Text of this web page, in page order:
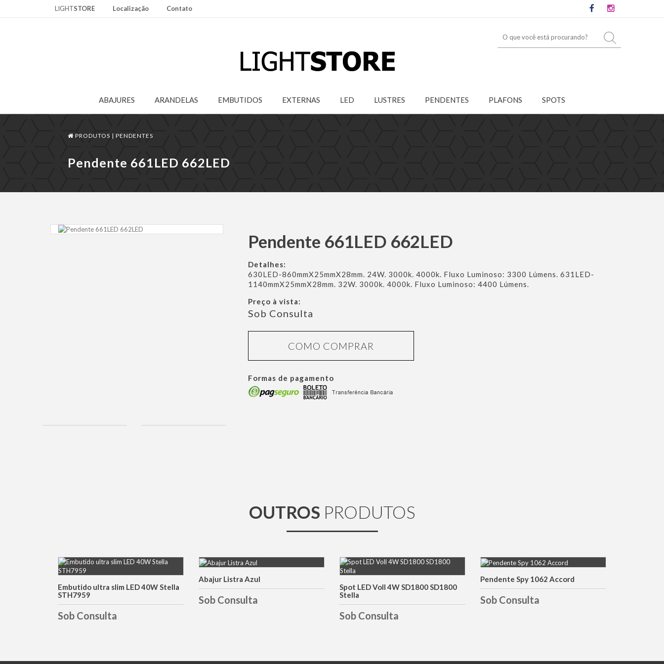
LIGHTSTORE Localização Contato
ABAJURES ARANDELAS EMBUTIDOS EXTERNAS LED LUSTRES PENDENTES PLAFONS SPOTS
PRODUTOS | PENDENTES
Pendente 661LED 662LED
Pendente 661LED 662LED
Detalhes:
630LED-860mmX25mmX28mm. 24W. 3000k. 4000k. Fluxo Luminoso: 3300 Lúmens. 631LED-
1140mmX25mmX28mm. 32W. 3000k. 4000k. Fluxo Luminoso: 4400 Lúmens.
Preço à vista:
Sob Consulta
COMO COMPRAR
Formas de pagamento
OUTROS PRODUTOS
DETALHES
Embutido ultra slim LED 40W Stella
STH7959
Sob Consulta
DETALHES
Abajur Listra Azul
Sob Consulta
DETALHES
Spot LED Voll 4W SD1800 SD1800
Stella
Sob Consulta
DETALHES
Pendente Spy 1062 Accord
Sob Consulta